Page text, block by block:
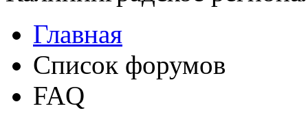
Главная
Список форумов
FAQ